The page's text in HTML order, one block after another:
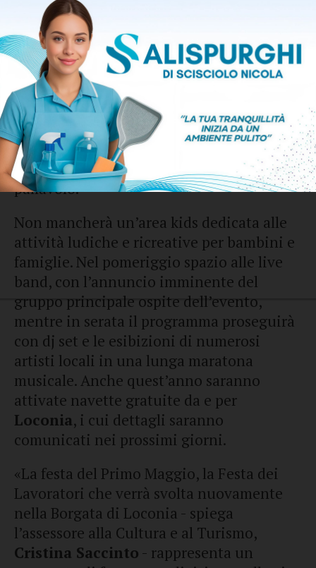
In questo contesto si inserisce la terza
edizione del “
Primo Maggio di Loconia
che prenderà il via dalle ore 11 e
proseguirà fino a tarda sera con un
programma rivolto a tutte le fasce d’età.
Previsti artisti, animazione, stand
enogastronomici, aree espositive e attività
sportive, con sessioni di fitness curate da
personal trainer, arti marziali, calcio e
pallavolo.
Non mancherà un’area kids dedicata alle
attività ludiche e ricreative per bambini e
famiglie. Nel pomeriggio spazio alle live
band, con l’annuncio imminente del
gruppo principale ospite dell’evento,
mentre in serata il programma proseguirà
con dj set e le esibizioni di numerosi
artisti locali in una lunga maratona
musicale. Anche quest’anno saranno
attivate navette gratuite da e per
Loconia, i cui dettagli saranno
comunicati nei prossimi giorni.
«La festa del Primo Maggio, la Festa dei
Lavoratori che verrà svolta nuovamente
nella Borgata di Loconia - spiega
l’assessore alla Cultura e al Turismo,
Cristina Saccinto - rappresenta un